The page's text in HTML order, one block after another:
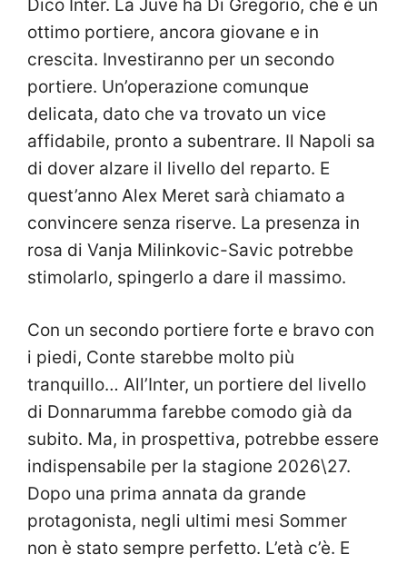
Dico Inter. La Juve ha Di Gregorio, che è un
ottimo portiere, ancora giovane e in
crescita. Investiranno per un secondo
portiere. Un’operazione comunque
delicata, dato che va trovato un vice
affidabile, pronto a subentrare. Il Napoli sa
di dover alzare il livello del reparto. E
quest’anno Alex Meret sarà chiamato a
convincere senza riserve. La presenza in
rosa di Vanja Milinkovic-Savic potrebbe
stimolarlo, spingerlo a dare il massimo.
Con un secondo portiere forte e bravo con
i piedi, Conte starebbe molto più
tranquillo… All’Inter, un portiere del livello
di Donnarumma farebbe comodo già da
subito. Ma, in prospettiva, potrebbe essere
indispensabile per la stagione 2026\27.
Dopo una prima annata da grande
protagonista, negli ultimi mesi Sommer
non è stato sempre perfetto. L’età c’è. E